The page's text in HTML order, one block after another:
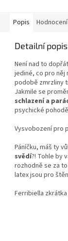
Popis Hodnocení
Detailní
Není nad to
jediné, co pro něj
podobě zmrzliny
Jakmile se
schlazení a
psychické
Vysvobození pro
Páníčku, máš ty
svědí?! Tohle by
rozhodně se za
latex jsou pro
Ferribiella